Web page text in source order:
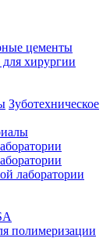
цементы
хирургии
Зуботехническое
лаборатории
полимеризации